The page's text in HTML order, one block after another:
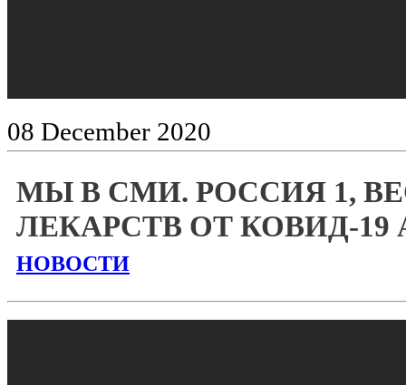
08 December 2020
МЫ В СМИ. РОССИЯ 1,
ЛЕКАРСТВ ОТ КОВИД-
НОВОСТИ